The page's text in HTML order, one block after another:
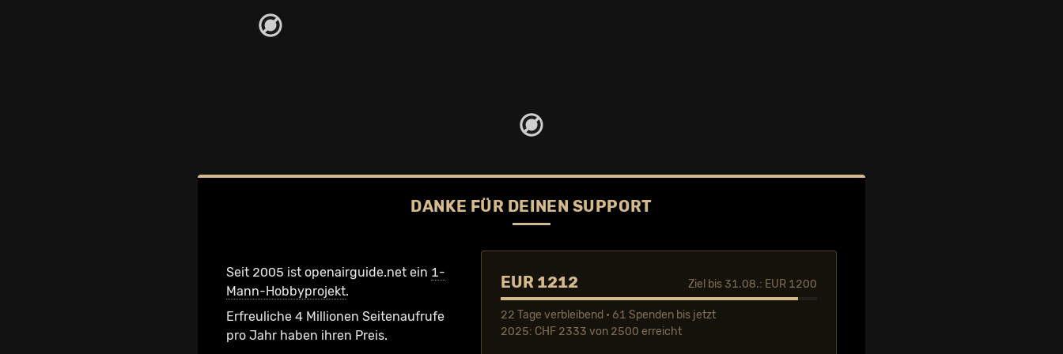
DANKE FÜR DEINEN SUPPORT
Seit 2005 ist openairguide.net ein 1-
Mann-Hobbyprojekt.
Erfreuliche 4 Millionen Seiten­aufrufe
pro Jahr haben ihren Preis.
EUR 1212 Ziel bis 31.08.: EUR 1200
22 Tage verbleibend • 61 Spenden bis jetzt
2025: CHF 2333 von 2500 erreicht